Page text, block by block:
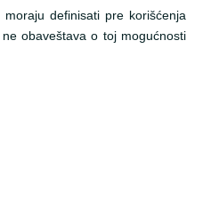
definisati pre korišćenja
obaveštava o toj mogućnosti